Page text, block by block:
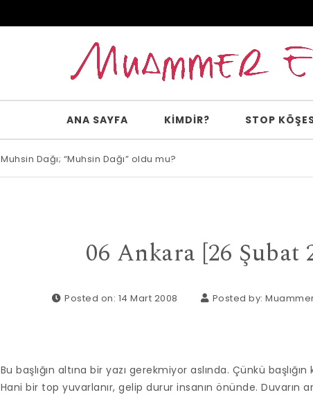
ANA SAYFA KİMDİR? STOP
Muhsin Dağı; “Muhsin Dağı” oldu mu?
Allah bir, dese sözüne inanır mısın?
06 Ankara [26 Şubat
Posted on: 14 Mart 2008 Posted by:
Bu başlığın altına bir yazı gerekmiyor aslında. Çünkü başlığın
Hani bir top yuvarlanır, gelip durur insanın önünde. Duvarın